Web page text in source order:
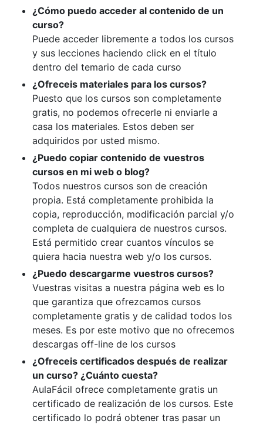
¿Cómo puedo acceder al contenido de un
curso?
Puede acceder libremente a todos los cursos
y sus lecciones haciendo click en el título
dentro del temario de cada curso
¿Ofreceis materiales para los cursos?
Puesto que los cursos son completamente
gratis, no podemos ofrecerle ni enviarle a
casa los materiales. Estos deben ser
adquiridos por usted mismo.
¿Puedo copiar contenido de vuestros
cursos en mi web o blog?
Todos nuestros cursos son de creación
propia. Está completamente prohibida la
copia, reproducción, modificación parcial y/o
completa de cualquiera de nuestros cursos.
Está permitido crear cuantos vínculos se
quiera hacia nuestra web y/o los cursos.
¿Puedo descargarme vuestros cursos?
Vuestras visitas a nuestra página web es lo
que garantiza que ofrezcamos cursos
completamente gratis y de calidad todos los
meses. Es por este motivo que no ofrecemos
descargas off-line de los cursos
¿Ofreceis certificados después de realizar
un curso? ¿Cuánto cuesta?
AulaFácil ofrece completamente gratis un
certificado de realización de los cursos. Este
certificado lo podrá obtener tras pasar un